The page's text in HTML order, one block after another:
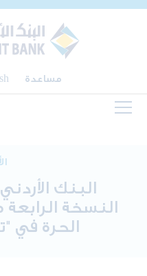
مساعدة
البنك
النسخة
الحرة في